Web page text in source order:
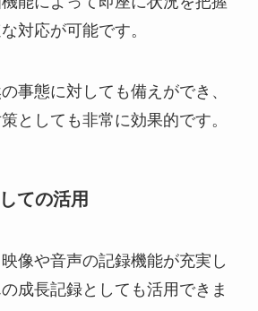
対応が可能です。
事態に対しても備えができ、
としても非常に効果的です。
ての活用
像や音声の記録機能が充実し
成長記録としても活用できま